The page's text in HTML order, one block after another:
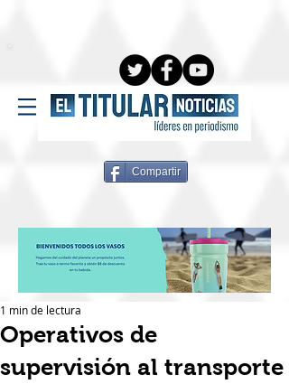
Compartir
Operativos de
supervisión al transporte
1 min de lectura